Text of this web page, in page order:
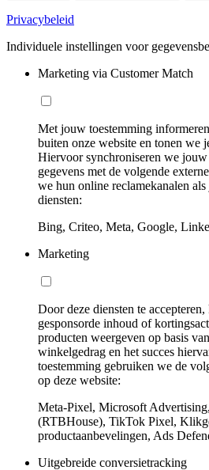
Privacybeleid
Individuele instellingen voor
Marketing via Customer Match
Met jouw toestemming
buiten onze website en tonen we
Hiervoor synchroniseren we
gegevens met de volgende
we hun online reclamekanalen
diensten:
Bing, Criteo, Meta, Google,
Marketing
Door deze diensten te
gesponsorde inhoud of
producten weergeven op basis
winkelgedrag en het succes
toestemming gebruiken we de
op deze website:
Meta-Pixel, Microsoft
(RTBHouse), TikTok Pixel,
productaanbevelingen, Ads
Uitgebreide conversietracking